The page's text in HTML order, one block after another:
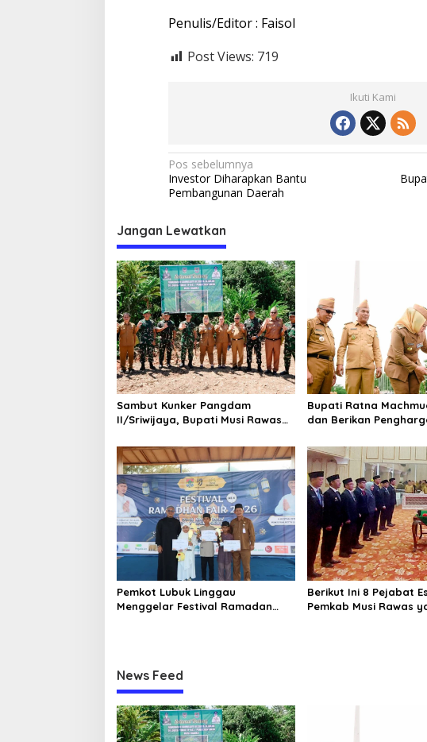
Penulis/Editor : Faisol
Post Views: 719
Ikuti Kami
N
a
i
g
a
s
i
p
o
s
Pos sebelumnya
Investor Diharapkan Bantu
Pembangunan Daerah
Jangan Lewatkan
Sambut Kunker Pangdam
II/Sriwijaya, Bupati Musi Rawas
Pembangunan Yonif
947/Pangeran Amin
Bupati Ratna
dan Berikan
Pemkab Musi Rawas
Pemkot Lubuk Linggau
Menggelar Festival Ramadan
Berikut Ini 8 Pejabat
Pemkab Musi Rawas
News Feed